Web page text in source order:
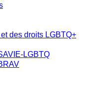
des droits LGBTQ+
LGBTQ